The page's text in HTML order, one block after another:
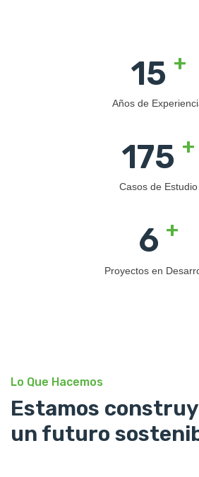
15 +
Años de
180 +
Casos de Estudio
6 +
Proyectos en
Lo Que Hacemos
Estamos
un futuro